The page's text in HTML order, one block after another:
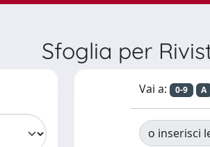
Sfoglia per
Vai a: 0-9 A
o inserisci